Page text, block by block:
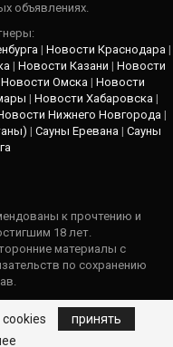
объявлениях.
| Новости Краснодара |
| Новости Казани | Новости
Новости Омска | Новости
| Новости Хабаровска|
Нижнего Новгорода|
| Сауны Еревана| Сауны
к прочтению и
18 лет.
материалы с
по сохранению
ссылка на источник
принять